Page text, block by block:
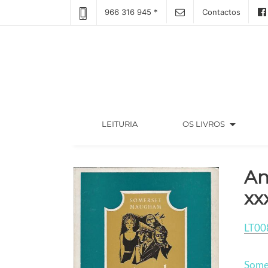
966 316 945 * Contactos
LEITURIA(CURRENT) OS LIVROS arrow_drop_down